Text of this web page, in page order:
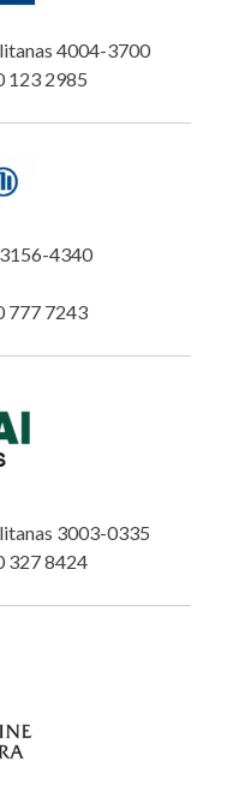
4004-3700
123 2985
4340
777 7243
3003-0335
327 8424